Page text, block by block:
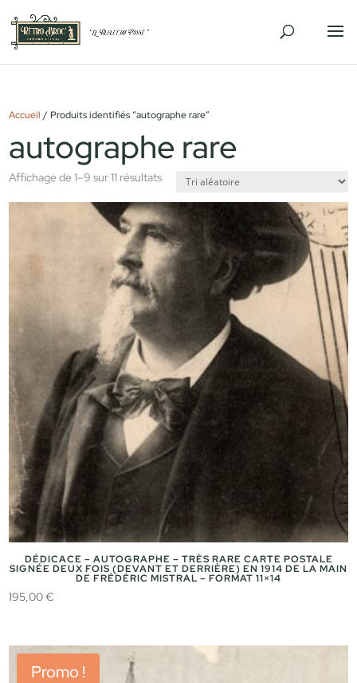
Accueil / Produits identifiés “autographe rare”
autographe rare
Affichage de 1–9 sur 11 résultats
DÉDICACE – AUTOGRAPHE – TRÈS RARE CARTE POSTALE
SIGNÉE DEUX FOIS (DEVANT ET DERRIÈRE) EN 1914 DE LA MAIN
DE FRÉDÉRIC MISTRAL – FORMAT 11×14
195,00€
Promo !